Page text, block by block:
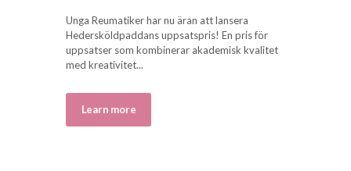
Unga Reumatiker har nu äran att lansera
Hedersköldpaddans uppsatspris! En pris för
uppsatser som kombinerar akademisk kvalitet
med kreativitet...
Learn more